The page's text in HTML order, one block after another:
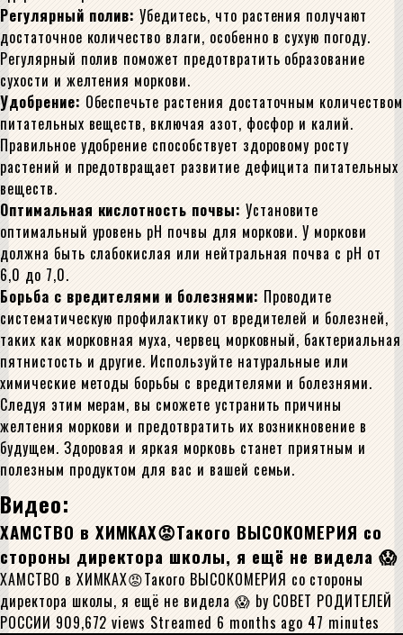
Регулярный полив: Убедитесь, что растения получают
достаточное количество влаги, особенно в сухую погоду.
Регулярный полив поможет предотвратить образование
сухости и желтения моркови.
Удобрение: Обеспечьте растения достаточным количеством
питательных веществ, включая азот, фосфор и калий.
Правильное удобрение способствует здоровому росту
растений и предотвращает развитие дефицита питательных
веществ.
Оптимальная кислотность почвы: Установите
оптимальный уровень pH почвы для моркови. У моркови
должна быть слабокислая или нейтральная почва с pH от
6,0 до 7,0.
Борьба с вредителями и болезнями: Проводите
систематическую профилактику от вредителей и болезней,
таких как морковная муха, червец морковный, бактериальная
пятнистость и другие. Используйте натуральные или
химические методы борьбы с вредителями и болезнями.
Следуя этим мерам, вы сможете устранить причины
желтения моркови и предотвратить их возникновение в
будущем. Здоровая и яркая морковь станет приятным и
полезным продуктом для вас и вашей семьи.
Видео:
ХАМСТВО в ХИМКАХ😡Такого ВЫСОКОМЕРИЯ со
стороны директора школы, я ещё не видела 😱
ХАМСТВО в ХИМКАХ😡Такого ВЫСОКОМЕРИЯ со стороны
директора школы, я ещё не видела 😱 by СОВЕТ РОДИТЕЛЕЙ
РОССИИ 909,672 views Streamed 6 months ago 47 minutes